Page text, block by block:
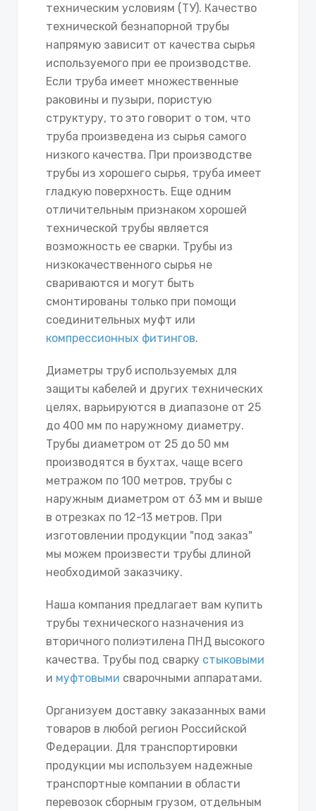
техническим условиям (ТУ). Качество
технической безнапорной трубы
напрямую зависит от качества сырья
используемого при ее производстве.
Если труба имеет множественные
раковины и пузыри, пористую
структуру, то это говорит о том, что
труба произведена из сырья самого
низкого качества. При производстве
трубы из хорошего сырья, труба имеет
гладкую поверхность. Еще одним
отличительным признаком хорошей
технической трубы является
возможность ее сварки. Трубы из
низкокачественного сырья не
свариваются и могут быть
смонтированы только при помощи
соединительных муфт или
компрессионных фитингов.
Диаметры труб используемых для
защиты кабелей и других технических
целях, варьируются в диапазоне от 25
до 400 мм по наружному диаметру.
Трубы диаметром от 25 до 50 мм
производятся в бухтах, чаще всего
метражом по 100 метров, трубы с
наружным диаметром от 63 мм и выше
в отрезках по 12-13 метров. При
изготовлении продукции "под заказ"
мы можем произвести трубы длиной
необходимой заказчику.
Наша компания предлагает вам купить
трубы технического назначения из
вторичного полиэтилена ПНД высокого
качества. Трубы под сварку стыковыми
и муфтовыми сварочными аппаратами.
Организуем доставку заказанных вами
товаров в любой регион Российской
Федерации. Для транспортировки
продукции мы используем надежные
транспортные компании в области
перевозок сборным грузом, отдельным